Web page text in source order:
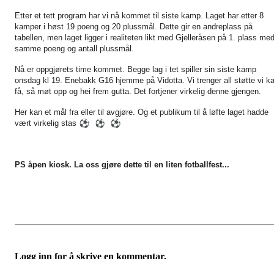
Etter et tett program har vi nå kommet til siste kamp. Laget har etter 8
kamper i høst 19 poeng og 20 plussmål. Dette gir en andreplass på
tabellen, men laget ligger i realiteten likt med Gjelleråsen på 1. plass med
samme poeng og antall plussmål.
Nå er oppgjørets time kommet. Begge lag i tet spiller sin siste kamp
onsdag kl 19. Enebakk G16 hjemme på Vidotta. Vi trenger all støtte vi
få, så møt opp og hei frem gutta. Det fortjener virkelig denne gjengen.
Her kan et mål fra eller til avgjøre. Og et publikum til å løfte laget hadde
vært virkelig stas
PS åpen kiosk. La oss gjøre dette til en liten fotballfest...
Logg inn for å skrive en kommentar.